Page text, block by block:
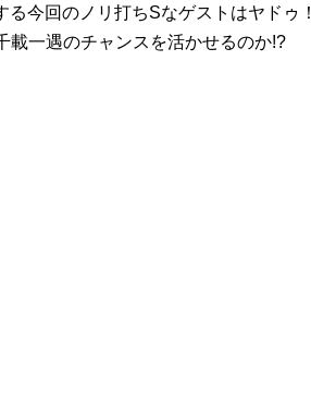
今回のノリ打ちSなゲストはヤドゥ！
載一遇のチャンスを活かせるのか!?